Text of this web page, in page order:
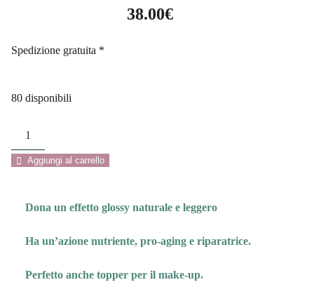
38.00€
Spedizione gratuita *
80 disponibili
Vilo
Lip
Oil
Aggiungi al carrello
Dona un effetto glossy naturale e leggero
Ha un’azione nutriente, pro-aging e riparatrice.
Perfetto anche topper per il make-up.